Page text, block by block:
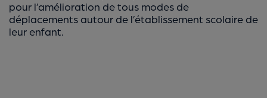
pour l’amélioration de tous modes de
déplacements autour de l’établissement scolaire de
leur enfant.